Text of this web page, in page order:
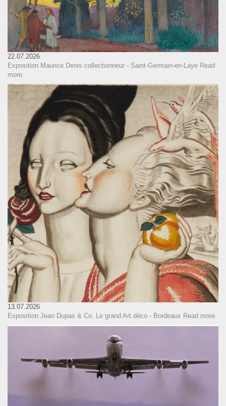
22.07.2026
Exposition Maurice Denis collectionneur - Saint-Germain-en-Laye Read
more
13.07.2026
Exposition Jean Dupas & Co. Le grand Art déco - Bordeaux Read more